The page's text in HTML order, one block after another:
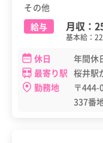
その他
給与
月収：
基本給：
休日
年間休
最寄り駅 桜井駅
勤務地
〒444-
337番